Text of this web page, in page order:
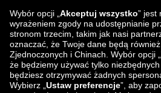
zalando-lounge.lu
zalando-lounge.lv